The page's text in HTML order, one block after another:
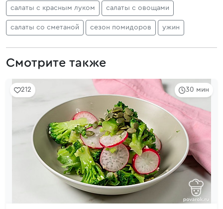
салаты с красным луком салаты с овощами
салаты со сметаной сезон помидоров ужин
Смотрите также
30 мин
212